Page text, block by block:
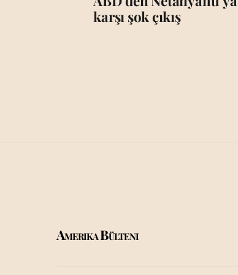
karşı şok çıkış
Amerika Bülteni